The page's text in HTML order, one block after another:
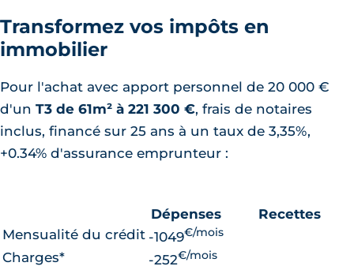
Transformez vos impôts en
immobilier
Pour l'achat avec apport personnel de 20 000 €
d'un T3 de 61m² à 221 300 €, frais de notaires
inclus, financé sur 25 ans à un taux de 3,35%,
+0.34% d'assurance emprunteur :
Dépenses
Recettes
Mensualité du crédit -1049€/mois
Charges* -252€/mois